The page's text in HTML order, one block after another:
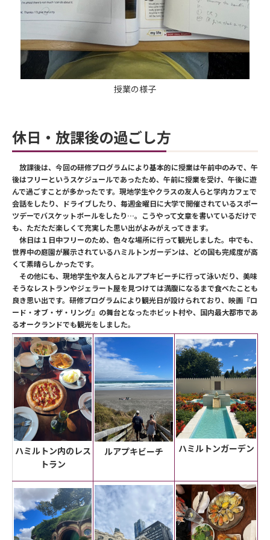
授業の様子
休日・放課後の過ごし方
放課後は、今回の研修プログラムにより基本的に授業は午前中のみで、午
後はフリーというスケジュールであったため、午前に授業を受け、午後に遊
んで過ごすことが多かったです。現地学生やクラスの友人らと学内カフェで
会話をしたり、ドライブしたり、毎週金曜日に大学で開催されているスポー
ツデーでバスケットボールをしたり…。こうやって文章を書いているだけで
も、ただただ楽しくて充実した思い出がよみがえってきます。
休日は１日中フリーのため、色々な場所に行って観光しました。中でも、
世界中の庭園が展示されているハミルトンガーデンは、どの国も完成度が高
くて素晴らしかったです。
その他にも、現地学生や友人らとルアプキビーチに行って泳いだり、美味
そうなレストランやジェラート屋を見つけては満腹になるまで食べたことも
良き思い出です。研修プログラムにより観光日が設けられており、映画『ロ
ード・オブ・ザ・リング』の舞台となったホビット村や、国内最大都市であ
るオークランドでも観光をしました。
ハミルトン内のレス
トラン
ルアプキビーチ ハミルトンガーデン